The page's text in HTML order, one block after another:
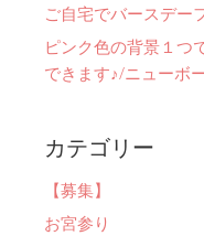
ご自宅でバースデー
ピンク色の背景１つ
できます♪/ニューボ
カテゴリー
【募集】
お宮参り